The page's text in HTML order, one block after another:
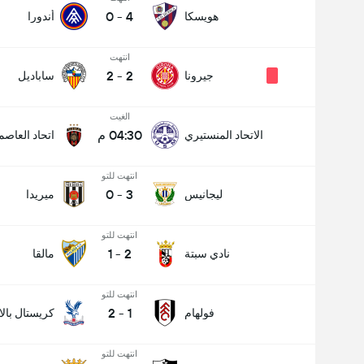
هويسكا 4
-
0 أندورا
جيرونا
انتهت
2
-
2 ساباديل
الاتحاد المنستيري
الغيت
04:30 م اتحاد
ليجانيس
انتهت للتو
3
-
0 ميريدا
نادي سبتة
انتهت للتو
2
-
1 مالقا
فولهام
انتهت للتو
1
-
2 كريستال
انتهت للتو